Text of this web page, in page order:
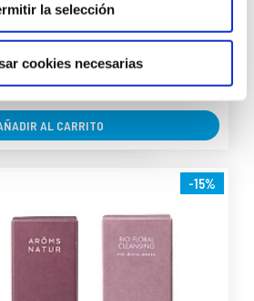
la selección
cookies necesarias
AL CARRITO
-15%